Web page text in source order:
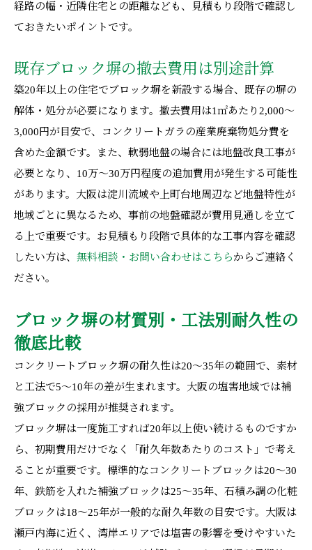
経路の幅・近隣住宅との距離なども、見積もり段階で確認し
ておきたいポイントです。
既存ブロック塀の撤去費用は別途計算
築20年以上の住宅でブロック塀を新設する場合、既存の塀の
解体・処分が必要になります。撤去費用は1㎡あたり2,000〜
3,000円が目安で、コンクリートガラの産業廃棄物処分費を
含めた金額です。また、軟弱地盤の場合には地盤改良工事が
必要となり、10万〜30万円程度の追加費用が発生する可能性
があります。大阪は淀川流域や上町台地周辺など地盤特性が
地域ごとに異なるため、事前の地盤確認が費用見通しを立て
る上で重要です。お見積もり段階で具体的な工事内容を確認
したい方は、 無料相談・お問い合わせはこちらからご連絡く
ださい。
ブロック塀の材質別・工法別耐久性の
徹底比較
コンクリートブロック塀の耐久性は20〜35年の範囲で、素材
と工法で5〜10年の差が生まれます。大阪の塩害地域では補
強ブロックの採用が推奨されます。
ブロック塀は一度施工すれば20年以上使い続けるものですか
ら、初期費用だけでなく「耐久年数あたりのコスト」で考え
ることが重要です。標準的なコンクリートブロックは20〜30
年、鉄筋を入れた補強ブロックは25〜35年、石積み調の化粧
ブロックは18〜25年が一般的な耐久年数の目安です。大阪は
瀬戸内海に近く、湾岸エリアでは塩害の影響を受けやすいた